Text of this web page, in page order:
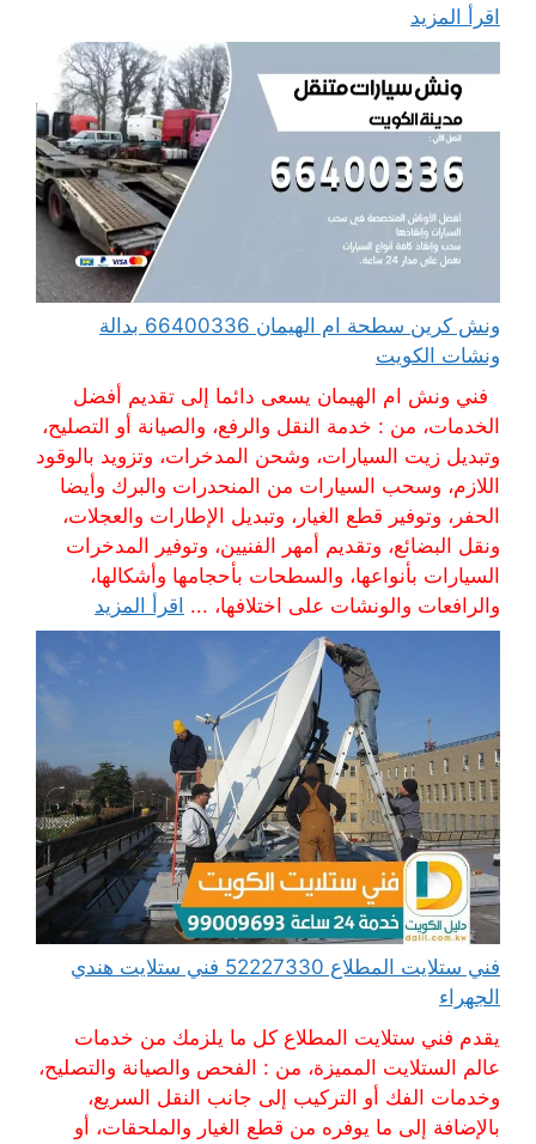
اقرأ المزيد
ونش كرين سطحة ام الهيمان 66400336 بدالة
ونشات الكويت
فني ونش ام الهيمان يسعى دائما إلى تقديم أفضل
الخدمات، من : خدمة النقل والرفع، والصيانة أو التصليح،
وتبديل زيت السيارات، وشحن المدخرات، وتزويد بالوقود
اللازم، وسحب السيارات من المنحدرات والبرك وأيضا
الحفر، وتوفير قطع الغيار، وتبديل الإطارات والعجلات،
ونقل البضائع، وتقديم أمهر الفنيين، وتوفير المدخرات
السيارات بأنواعها، والسطحات بأحجامها وأشكالها،
والرافعات والونشات على اختلافها، ... اقرأ المزيد
فني ستلايت المطلاع 52227330 فني ستلايت هندي
الجهراء
يقدم فني ستلايت المطلاع كل ما يلزمك من خدمات
عالم الستلايت المميزة، من : الفحص والصيانة والتصليح،
وخدمات الفك أو التركيب إلى جانب النقل السريع،
بالإضافة إلى ما يوفره من قطع الغيار والملحقات، أو